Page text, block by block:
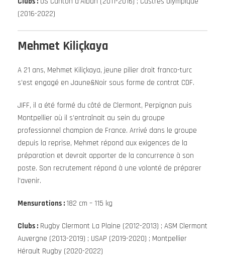
(2016-2022)
Mehmet Kiliçkaya
A 21 ans, Mehmet Kiliçkaya, jeune pilier droit franco-turc
s’est engagé en Jaune&Noir sous forme de contrat CDF.
JIFF, il a été formé du côté de Clermont, Perpignan puis
Montpellier où il s’entraînait au sein du groupe
professionnel champion de France. Arrivé dans le groupe
depuis la reprise, Mehmet répond aux exigences de la
préparation et devrait apporter de la concurrence à son
poste. Son recrutement répond à une volonté de préparer
l’avenir.
Mensurations : 182 cm – 115 kg
Clubs : Rugby Clermont La Plaine (2012-2013) ; ASM Clermont
Auvergne (2013-2019) ; USAP (2019-2020) ; Montpellier
Hérault Rugby (2020-2022)